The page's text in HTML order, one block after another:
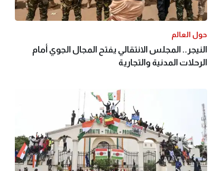
حول العالم
النيجر.. المجلس الانتقالي يفتح المجال الجوي أمام
الرحلات المدنية والتجارية